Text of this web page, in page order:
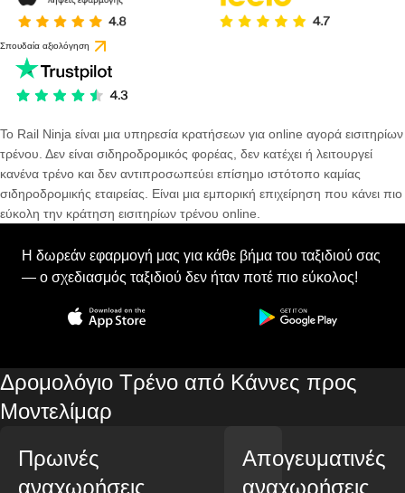
Σπουδαία αξιολόγηση
Το Rail Ninja είναι μια υπηρεσία κρατήσεων για online αγορά εισιτηρίων
τρένου. Δεν είναι σιδηροδρομικός φορέας, δεν κατέχει ή λειτουργεί
κανένα τρένο και δεν αντιπροσωπεύει επίσημο ιστότοπο καμίας
σιδηροδρομικής εταιρείας. Είναι μια εμπορική επιχείρηση που κάνει πιο
εύκολη την κράτηση εισιτηρίων τρένου online.
Η δωρεάν εφαρμογή μας για κάθε βήμα του ταξιδιού σας
— ο σχεδιασμός ταξιδιού δεν ήταν ποτέ πιο εύκολος!
Δρομολόγιο Τρένο από Κάννες προς
Μοντελίμαρ
Πρωινές
αναχωρήσεις
Απογευματινές
αναχωρήσεις